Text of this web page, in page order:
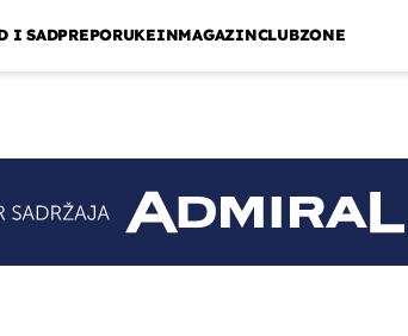
I SADPREPORUKEINMAGAZINCLUBZONE